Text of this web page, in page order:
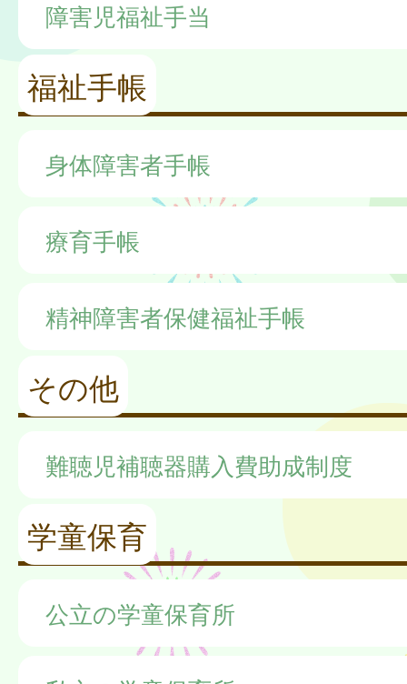
障害児福祉手当
福祉手帳
身体障害者手帳
療育手帳
精神障害者保健福祉手帳
その他
難聴児補聴器購入費助成制度
学童保育
公立の学童保育所